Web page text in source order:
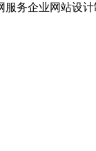
务企业网站设